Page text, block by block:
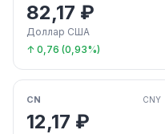
82,17 ₽
Доллар США
↑ 0,76 (0,93%)
CN CNY
12,17 ₽